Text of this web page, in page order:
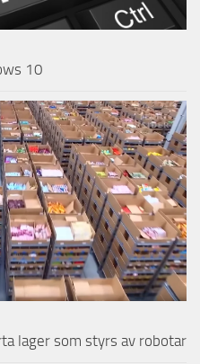
10
lager som styrs av robotar